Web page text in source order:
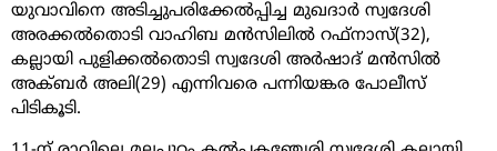
യുവാവിനെ അടിച്ചുപരിക്കേൽപ്പിച്ച മുഖദാർ സ്വദേശി
അരക്കൽതൊടി വാഹിബ മൻസിലിൽ റഫ്നാസ്(32),
കല്ലായി പുളിക്കൽതൊടി സ്വദേശി അർഷാദ് മൻസിൽ
അക്ബർ അലി(29) എന്നിവരെ പന്നിയങ്കര പോലീസ്
പിടികൂടി.